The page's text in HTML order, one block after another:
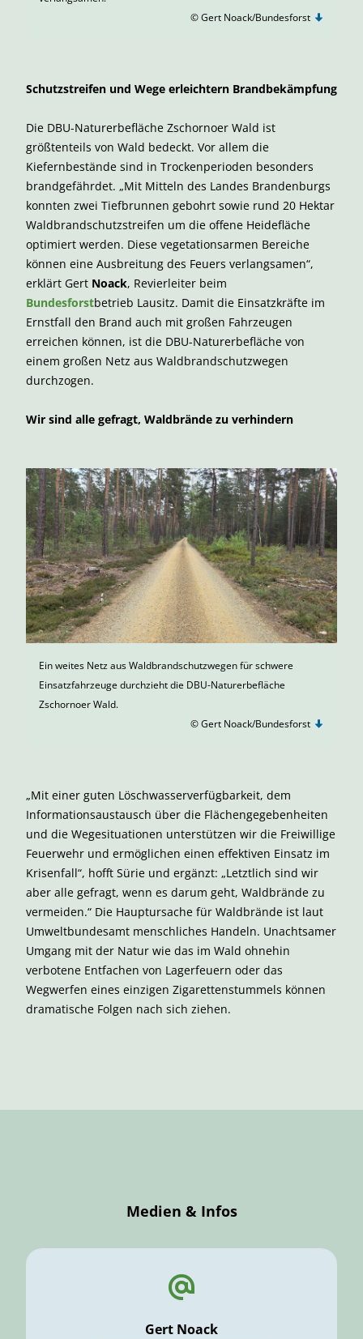
© Gert Noack/Bundesforst
Schutzstreifen und Wege erleichtern Brandbekämpfung
Die DBU-Naturerbefläche Zschornoer Wald ist
größtenteils von Wald bedeckt. Vor allem die
Kiefernbestände sind in Trockenperioden besonders
brandgefährdet. „Mit Mitteln des Landes Brandenburgs
konnten zwei Tiefbrunnen gebohrt sowie rund 20 Hektar
Waldbrandschutzstreifen um die offene Heidefläche
optimiert werden. Diese vegetationsarmen Bereiche
können eine Ausbreitung des Feuers verlangsamen“,
erklärt Gert Noack, Revierleiter beim
Bundesforstbetrieb Lausitz. Damit die Einsatzkräfte im
Ernstfall den Brand auch mit großen Fahrzeugen
erreichen können, ist die DBU-Naturerbefläche von
einem großen Netz aus Waldbrandschutzwegen
durchzogen.
Wir sind alle gefragt, Waldbrände zu verhindern
Ein weites Netz aus Waldbrandschutzwegen für schwere
Einsatzfahrzeuge durchzieht die DBU-Naturerbefläche
Zschornoer Wald.
© Gert Noack/Bundesforst
„Mit einer guten Löschwasserverfügbarkeit, dem
Informationsaustausch über die Flächengegebenheiten
und die Wegesituationen unterstützen wir die Freiwillige
Feuerwehr und ermöglichen einen effektiven Einsatz im
Krisenfall“, hofft Sürie und ergänzt: „Letztlich sind wir
aber alle gefragt, wenn es darum geht, Waldbrände zu
vermeiden.“ Die Hauptursache für Waldbrände ist laut
Umweltbundesamt menschliches Handeln. Unachtsamer
Umgang mit der Natur wie das im Wald ohnehin
verbotene Entfachen von Lagerfeuern oder das
Wegwerfen eines einzigen Zigarettenstummels können
dramatische Folgen nach sich ziehen.
Medien & Infos
Gert Noack